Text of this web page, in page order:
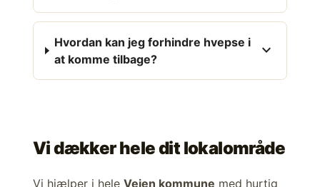
Hvordan kan jeg forhindre hvepse i
at komme tilbage?
expand_more
Vi dækker hele dit lokalområde
Vi hjælper i hele Vejen kommune med hurtig